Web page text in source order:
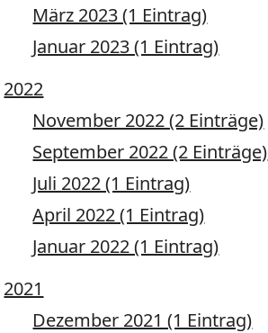
März 2023 (1 Eintrag)
Januar 2023 (1 Eintrag)
2022
November 2022 (2 Einträge)
September 2022 (2 Einträge)
Juli 2022 (1 Eintrag)
April 2022 (1 Eintrag)
Januar 2022 (1 Eintrag)
2021
Dezember 2021 (1 Eintrag)